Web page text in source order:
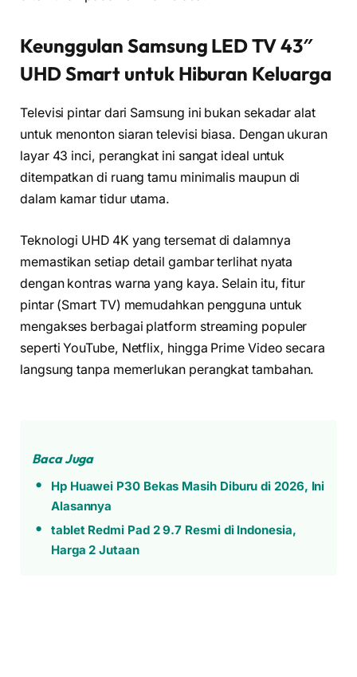
Keunggulan Samsung LED TV 43″
UHD Smart untuk Hiburan Keluarga
Televisi pintar dari Samsung ini bukan sekadar alat
untuk menonton siaran televisi biasa. Dengan ukuran
layar 43 inci, perangkat ini sangat ideal untuk
ditempatkan di ruang tamu minimalis maupun di
dalam kamar tidur utama.
Teknologi UHD 4K yang tersemat di dalamnya
memastikan setiap detail gambar terlihat nyata
dengan kontras warna yang kaya. Selain itu, fitur
pintar (Smart TV) memudahkan pengguna untuk
mengakses berbagai platform streaming populer
seperti YouTube, Netflix, hingga Prime Video secara
langsung tanpa memerlukan perangkat tambahan.
Baca Juga
Hp Huawei P30 Bekas Masih Diburu di 2026, Ini
Alasannya
tablet Redmi Pad 2 9.7 Resmi di Indonesia,
Harga 2 Jutaan